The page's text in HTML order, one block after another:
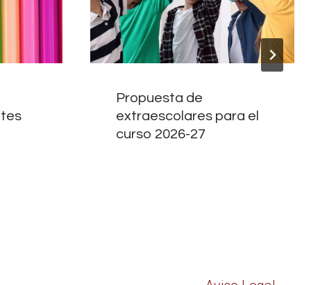
Propuesta de
extraescolares para el
curso 2026-27